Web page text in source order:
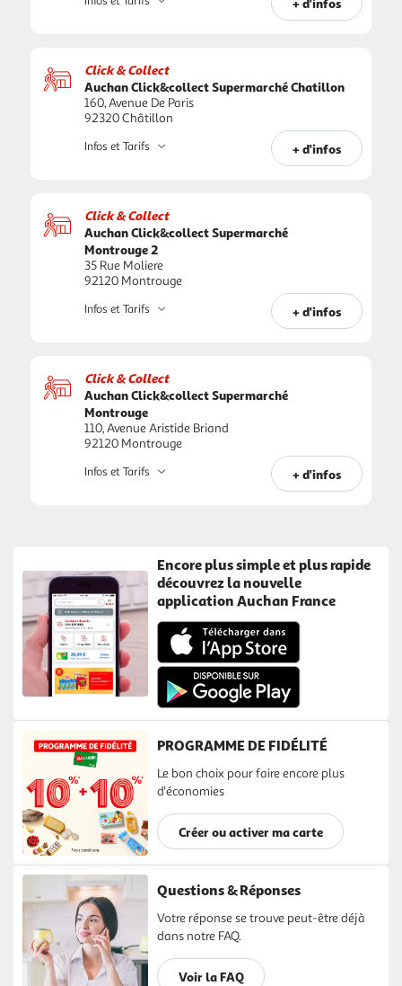
Click & Collect
Auchan Click&collect Supermarché Chatillon
160, Avenue De Paris
92320 Châtillon
+ d'infos
Infos et Tarifs
Click & Collect
Auchan Click&collect Supermarché
Montrouge 2
35 Rue Moliere
92120 Montrouge
+ d'infos
Infos et Tarifs
Click & Collect
Auchan Click&collect Supermarché
Montrouge
110, Avenue Aristide Briand
92120 Montrouge
+ d'infos
Infos et Tarifs
Encore plus simple et plus rapide
découvrez la nouvelle
application Auchan France
PROGRAMME DE FIDÉLITÉ
Le bon choix pour faire encore plus
d'économies
Créer ou activer ma carte
Questions & Réponses
Votre réponse se trouve peut-être déjà
dans notre FAQ.
Voir la FAQ